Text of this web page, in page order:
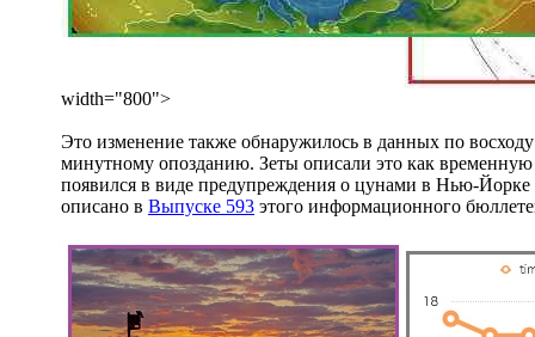
width="800">
Это изменение также обнаружилось в данных по
минутному опозданию. Зеты описали это как
появился в виде предупреждения о цунами в Нью-
описано в Выпуске 593 этого информационного